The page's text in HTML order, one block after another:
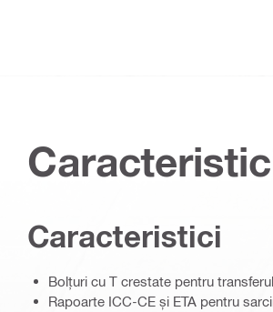
Caracteristici
Bolțuri cu T crestate pentru
Rapoarte ICC-CE și ETA pentru